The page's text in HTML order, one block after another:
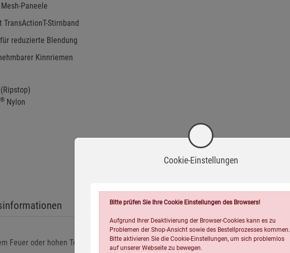
Paneele
Stirnband
reduzierte Blendung
Kinnriemen
® Nylon
Feuer oder hohen Temperaturen aus, um Materialschäden zu vermeiden.
Cookie-Einstellungen
Bitte prüfen Sie Ihre Cookie Einstellungen des Browsers!
Aufgrund Ihrer Deaktivierung der Browser-Cookies kann es zu
Problemen der Shop-Ansicht sowie des Bestellprozesses kommen.
Bitte aktivieren Sie die Cookie-Einstellungen, um sich problemlos
auf unserer Webseite zu bewegen.